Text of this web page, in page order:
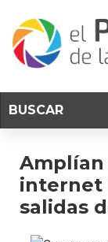
Amplían
internet
salidas